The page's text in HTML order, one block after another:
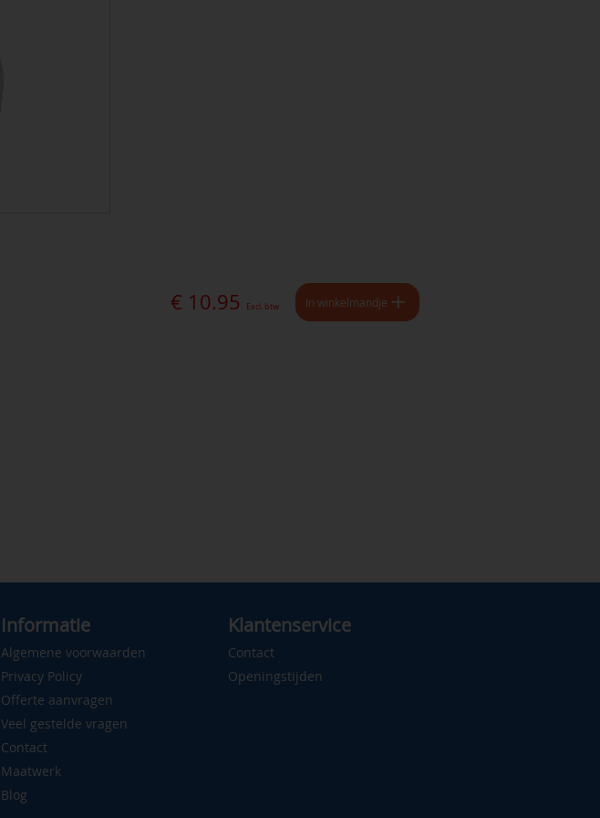
€ 10.95 Excl. btw In winkelmandje
Informatie
Algemene voorwaarden
Privacy Policy
Offerte aanvragen
Veel gestelde vragen
Contact
Maatwerk
Blog
Klantenservice
Contact
Openingstijden